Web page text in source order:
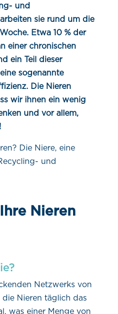
und
sie rund um die
Etwa 10 % der
einer chronischen
ein Teil dieser
sogenannte
Die Nieren
wir ihnen ein wenig
und vor allem,
Die Niere, eine
und
Nieren
Netzwerks von
Nieren täglich das
was einer Menge von